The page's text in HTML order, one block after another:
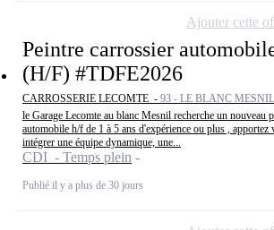
Peintre carrossier
(H/F) #TDFE2026
CARROSSERIE LECOMTE - 93 - LE BLANC MESNIL
le Garage Lecomte au blanc Mesnil recherche un nouveau
automobile h/f de 1 à 5 ans d'expérience ou plus , apportez
intégrer une équipe dynamique, une...
CDI - Temps plein
Publié il y a plus de 30 jours
Ajouter cette